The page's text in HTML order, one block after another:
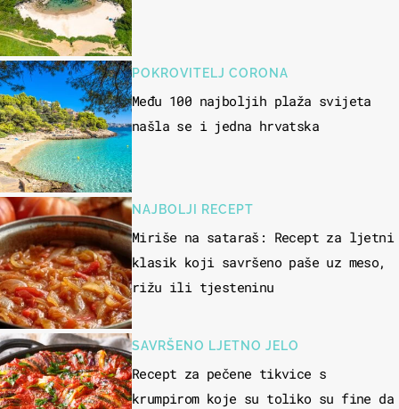
POKROVITELJ CORONA
Među 100 najboljih plaža svijeta
našla se i jedna hrvatska
NAJBOLJI RECEPT
Miriše na sataraš: Recept za ljetni
klasik koji savršeno paše uz meso,
rižu ili tjesteninu
SAVRŠENO LJETNO JELO
Recept za pečene tikvice s
krumpirom koje su toliko su fine da